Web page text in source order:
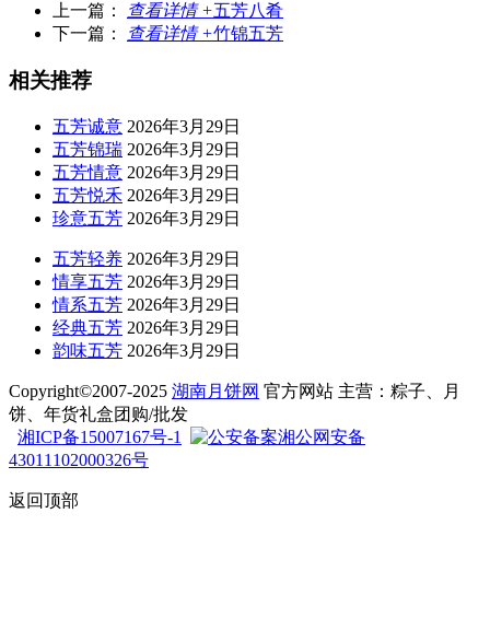
上一篇： 查看详情 +五芳八肴
下一篇：
查看详情 +竹锦五芳
相关推荐
五芳诚意 2026年3月29日
五芳锦瑞 2026年3月29日
五芳情意 2026年3月29日
五芳悦禾 2026年3月29日
珍意五芳 2026年3月29日
五芳轻养 2026年3月29日
情享五芳 2026年3月29日
情系五芳 2026年3月29日
经典五芳 2026年3月29日
韵味五芳 2026年3月29日
Copyright©2007-2025 湖南月饼网 官方网站 主营：粽子、月
饼、年货礼盒团购/批发
湘ICP备15007167号-1
湘公网安备
43011102000326号
返回顶部